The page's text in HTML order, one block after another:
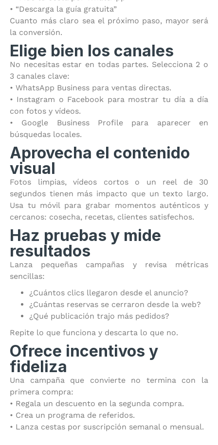
• “Descarga la guía gratuita”
Cuanto más claro sea el próximo paso, mayor será
la conversión.
Elige bien los canales
No necesitas estar en todas partes. Selecciona 2 o
3 canales clave:
• WhatsApp Business para ventas directas.
• Instagram o Facebook para mostrar tu día a día
con fotos y vídeos.
• Google Business Profile para aparecer en
búsquedas locales.
Aprovecha el contenido
visual
Fotos limpias, vídeos cortos o un reel de 30
segundos tienen más impacto que un texto largo.
Usa tu móvil para grabar momentos auténticos y
cercanos: cosecha, recetas, clientes satisfechos.
Haz pruebas y mide
resultados
Lanza pequeñas campañas y revisa métricas
sencillas:
¿Cuántos clics llegaron desde el anuncio?
¿Cuántas reservas se cerraron desde la web?
¿Qué publicación trajo más pedidos?
Repite lo que funciona y descarta lo que no.
Ofrece incentivos y
fideliza
Una campaña que convierte no termina con la
primera compra:
• Regala un descuento en la segunda compra.
• Crea un programa de referidos.
• Lanza cestas por suscripción semanal o mensual.